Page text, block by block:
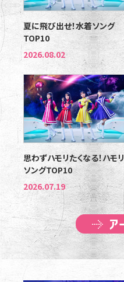
夏に飛び出せ！水着ソング
TOP10
2026.08.02
思わずハモリたくなる！ハモリ
ソングTOP10
2026.07.19